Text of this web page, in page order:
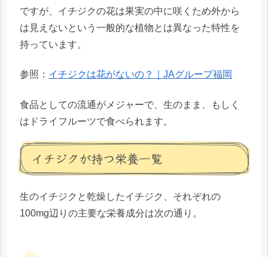
ですが、イチジクの花は果実の中に咲くため外から
は見えないという一般的な植物とは異なった特性を
持っています。
参照： イチジクは花がないの？｜JAグループ福岡
食品としての流通がメジャーで、生のまま、もしく
はドライフルーツで食べられます。
イチジクが持つ栄養一覧
生のイチジクと乾燥したイチジク、それぞれの
100mg辺りの主要な栄養成分は次の通り。